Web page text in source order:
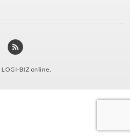
LOGI-BIZ online